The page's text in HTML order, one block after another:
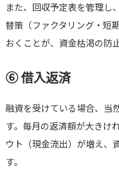
また、回収予定表を管理し
替策（ファクタリング・短
おくことが、資金枯渇の防
⑥ 借入返済
融資を受けている場合、当
す。毎月の返済額が大きけ
ウト（現金流出）が増え、
す。